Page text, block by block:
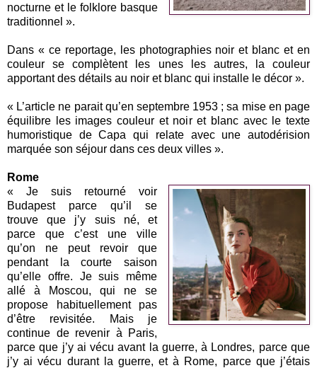
nocturne et le folklore basque
traditionnel ».
Dans « ce reportage, les photographies noir et blanc et en
couleur se complètent les unes les autres, la couleur
apportant des détails au noir et blanc qui installe le décor ».
« L’article ne parait qu’en septembre 1953 ; sa mise en page
équilibre les images couleur et noir et blanc avec le texte
humoristique de Capa qui relate avec une autodérision
marquée son séjour dans ces deux villes ».
Rome
« Je suis retourné voir
Budapest parce qu’il se
trouve que j’y suis né, et
parce que c’est une ville
qu’on ne peut revoir que
pendant la courte saison
qu’elle offre. Je suis même
allé à Moscou, qui ne se
propose habituellement pas
d’être revisitée. Mais je
continue de revenir à Paris,
parce que j’y ai vécu avant la guerre, à Londres, parce que
j’y ai vécu durant la guerre, et à Rome, parce que j’étais